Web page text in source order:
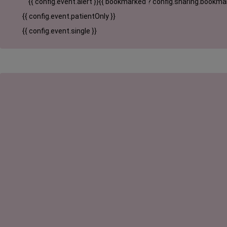
{{ config.event.alert }}{{ bookmarked ?
{{ config.event.patientOnly }}
{{ config.event.single }}